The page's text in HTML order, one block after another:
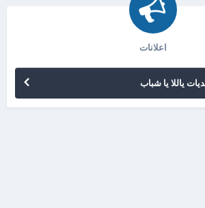
اعلانات
ياللا يا شباب